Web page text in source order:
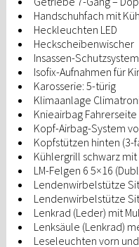
Handschuhfach mit
Heckleuchten LED
Heckscheibenwischer
Insassen-
Isofix-Aufnahmen für
Karosserie: 5-türig
Klimaanlage
Knieairbag Fahrerseite
Kopf-Airbag-System
Kopfstützen hinten (3-
Kühlergrill schwarz
LM-Felgen 6 5×16
Lendenwirbelstütze
Lendenwirbelstütze
Lenkrad (Leder) mit
Lenksäule (Lenkrad)
Leseleuchten vorn